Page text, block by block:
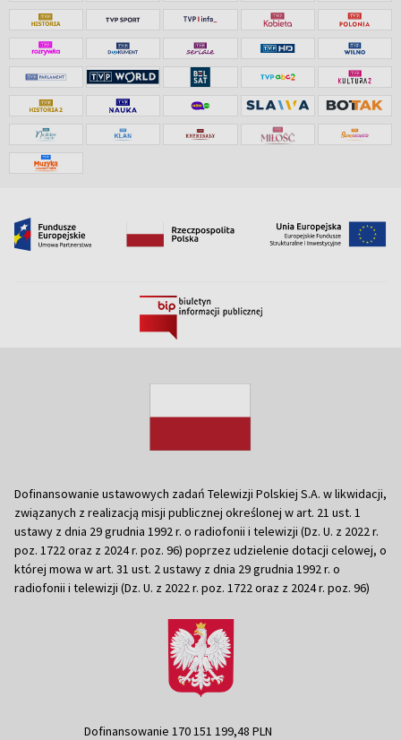
Dofinansowanie ustawowych zadań Telewizji Polskiej S.A. w likwidacji,
związanych z realizacją misji publicznej określonej w art. 21 ust. 1
ustawy z dnia 29 grudnia 1992 r. o radiofonii i telewizji (Dz. U. z 2022 r.
poz. 1722 oraz z 2024 r. poz. 96) poprzez udzielenie dotacji celowej, o
której mowa w art. 31 ust. 2 ustawy z dnia 29 grudnia 1992 r. o
radiofonii i telewizji (Dz. U. z 2022 r. poz. 1722 oraz z 2024 r. poz. 96)
Dofinansowanie 170 151 199,48 PLN